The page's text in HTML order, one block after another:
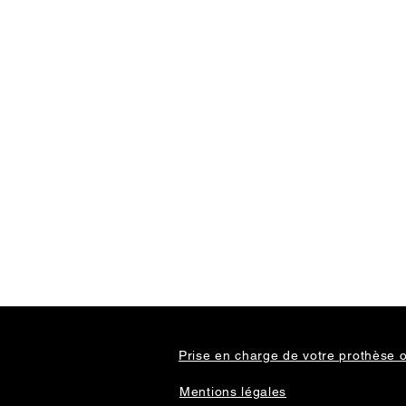
Prise en charge de votre prothèse
Mentions légales